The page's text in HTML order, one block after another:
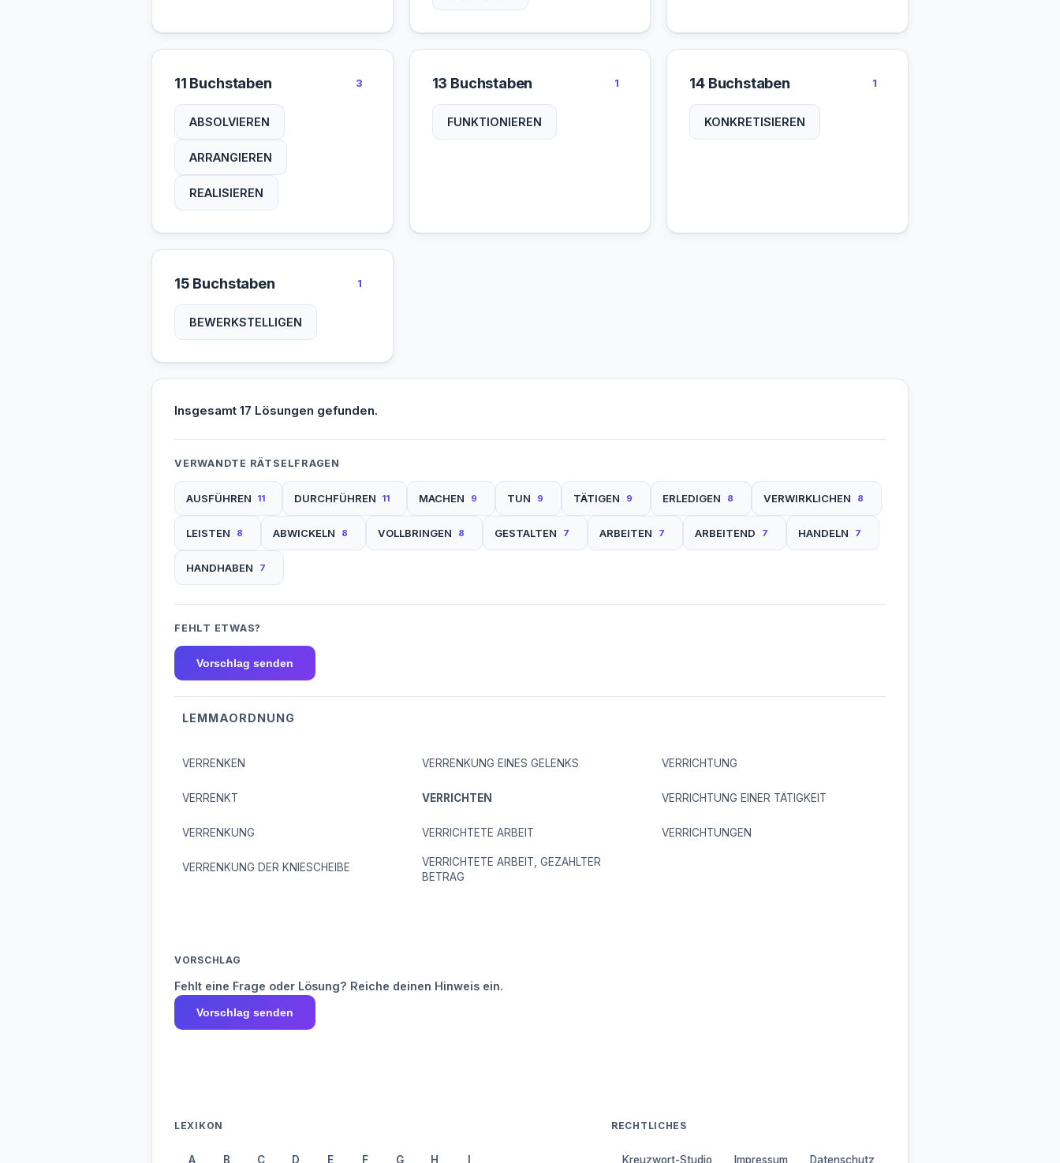
11 Buchstaben 3
ABSOLVIEREN
ARRANGIEREN
REALISIEREN
13 Buchstaben 1
FUNKTIONIEREN
14 Buchstaben 1
KONKRETISIEREN
15 Buchstaben 1
BEWERKSTELLIGEN
Insgesamt 17 Lösungen gefunden.
VERWANDTE RÄTSELFRAGEN
AUSFÜHREN 11 DURCHFÜHREN 11 MACHEN 9 TUN 9 TÄTIGEN 9 ERLEDIGEN 8 VERWIRKLICHEN 8
LEISTEN 8 ABWICKELN 8 VOLLBRINGEN 8 GESTALTEN 7 ARBEITEN 7 ARBEITEND 7 HANDELN 7
HANDHABEN 7
FEHLT ETWAS?
Vorschlag senden
LEMMAORDNUNG
VERRENKEN
VERRENKT
VERRENKUNG
VERRENKUNG DER KNIESCHEIBE
VERRENKUNG EINES GELENKS
VERRICHTEN
VERRICHTETE ARBEIT
VERRICHTETE ARBEIT, GEZAHLTER
BETRAG
VERRICHTUNG
VERRICHTUNG EINER TÄTIGKEIT
VERRICHTUNGEN
VORSCHLAG
Fehlt eine Frage oder Lösung? Reiche deinen Hinweis ein.
Vorschlag senden
LEXIKON
A B C D E F G H I
RECHTLICHES
Kreuzwort-Studio Impressum Datenschutz